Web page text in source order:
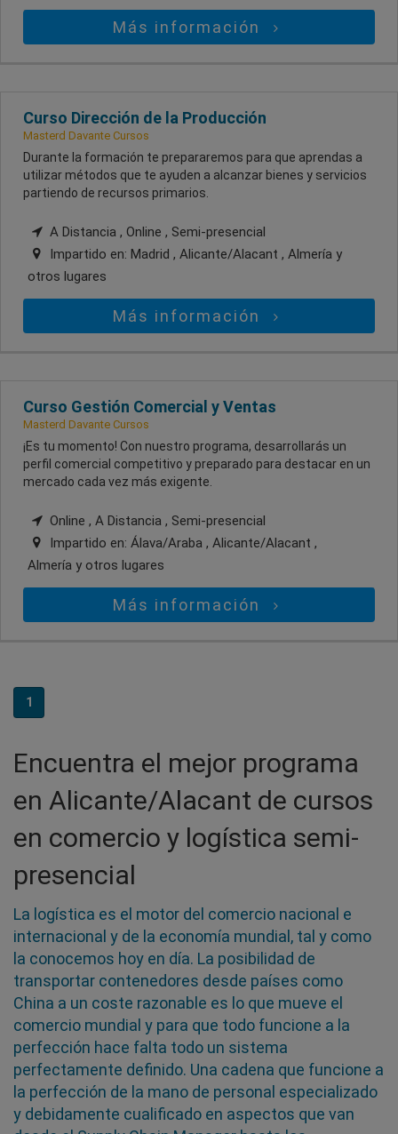
Más información
Curso Dirección de la Producción
Masterd Davante Cursos
Durante la formación te prepararemos para que aprendas a
utilizar métodos que te ayuden a alcanzar bienes y servicios
partiendo de recursos primarios.
A Distancia , Online , Semi-presencial
Impartido en: Madrid , Alicante/Alacant , Almería y
otros lugares
Más información
Curso Gestión Comercial y Ventas
Masterd Davante Cursos
¡Es tu momento! Con nuestro programa, desarrollarás un
perfil comercial competitivo y preparado para destacar en un
mercado cada vez más exigente.
Online , A Distancia , Semi-presencial
Impartido en: Álava/Araba , Alicante/Alacant ,
Almería y otros lugares
Más información
1
Encuentra el mejor programa
en Alicante/Alacant de cursos
en comercio y logística semi-
presencial
La logística es el motor del comercio nacional e
internacional y de la economía mundial, tal y como
la conocemos hoy en día. La posibilidad de
transportar contenedores desde países como
China a un coste razonable es lo que mueve el
comercio mundial y para que todo funcione a la
perfección hace falta todo un sistema
perfectamente definido. Una cadena que funcione a
la perfección de la mano de personal especializado
y debidamente cualificado en aspectos que van